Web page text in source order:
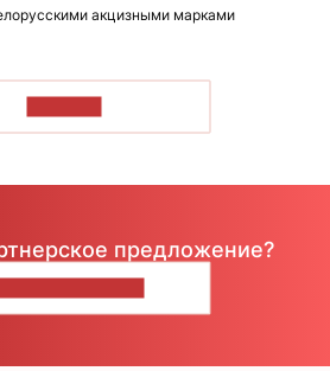
акцизными марками
предложение?